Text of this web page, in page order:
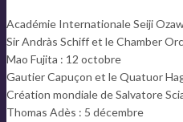
Académie Internationale Seiji
Sir Andràs Schiff et le Chamber
Mao Fujita : 12 octobre
Gautier Capuçon et le Quatuor
Création mondiale de Salvatore
Thomas Adès : 5 décembre